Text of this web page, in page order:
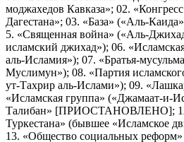
моджахедов Кавказа»; 02.
Дагестана»; 03. «База» («Аль-
5. «Священная война» («Аль-
исламский джихад»); 06.
аль-Исламия»); 07. «Братья-
Муслимун»); 08. «Партия
ут-Тахрир аль-Ислами»); 09.
«Исламская группа» («Джамаат-и-
Талибан» [ПРИОСТАНОВЛЕНО]; 12.
Туркестана» (бывшее «Исламское
13. «Общество социальных